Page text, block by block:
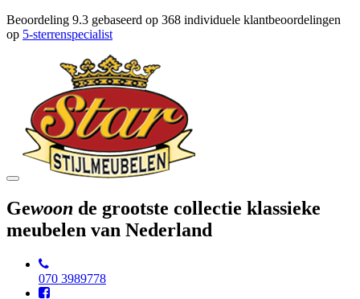
Beoordeling 9.3 gebaseerd op 368 individuele klantbeoordelingen
op 5-sterrenspecialist
Toggle
Gewoon de grootste collectie klassieke
meubelen van Nederland
070 3989778